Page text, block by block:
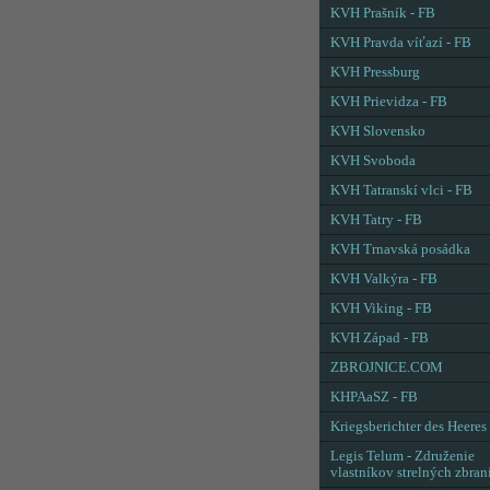
KVH Prašník - FB
KVH Pravda víťazí - FB
KVH Pressburg
KVH Prievidza - FB
KVH Slovensko
KVH Svoboda
KVH Tatranskí vlci - FB
KVH Tatry - FB
KVH Trnavská posádka
KVH Valkýra - FB
KVH Viking - FB
KVH Západ - FB
ZBROJNICE.COM
KHPAaSZ - FB
Kriegsberichter des Heeres
Legis Telum - Združenie
vlastníkov strelných